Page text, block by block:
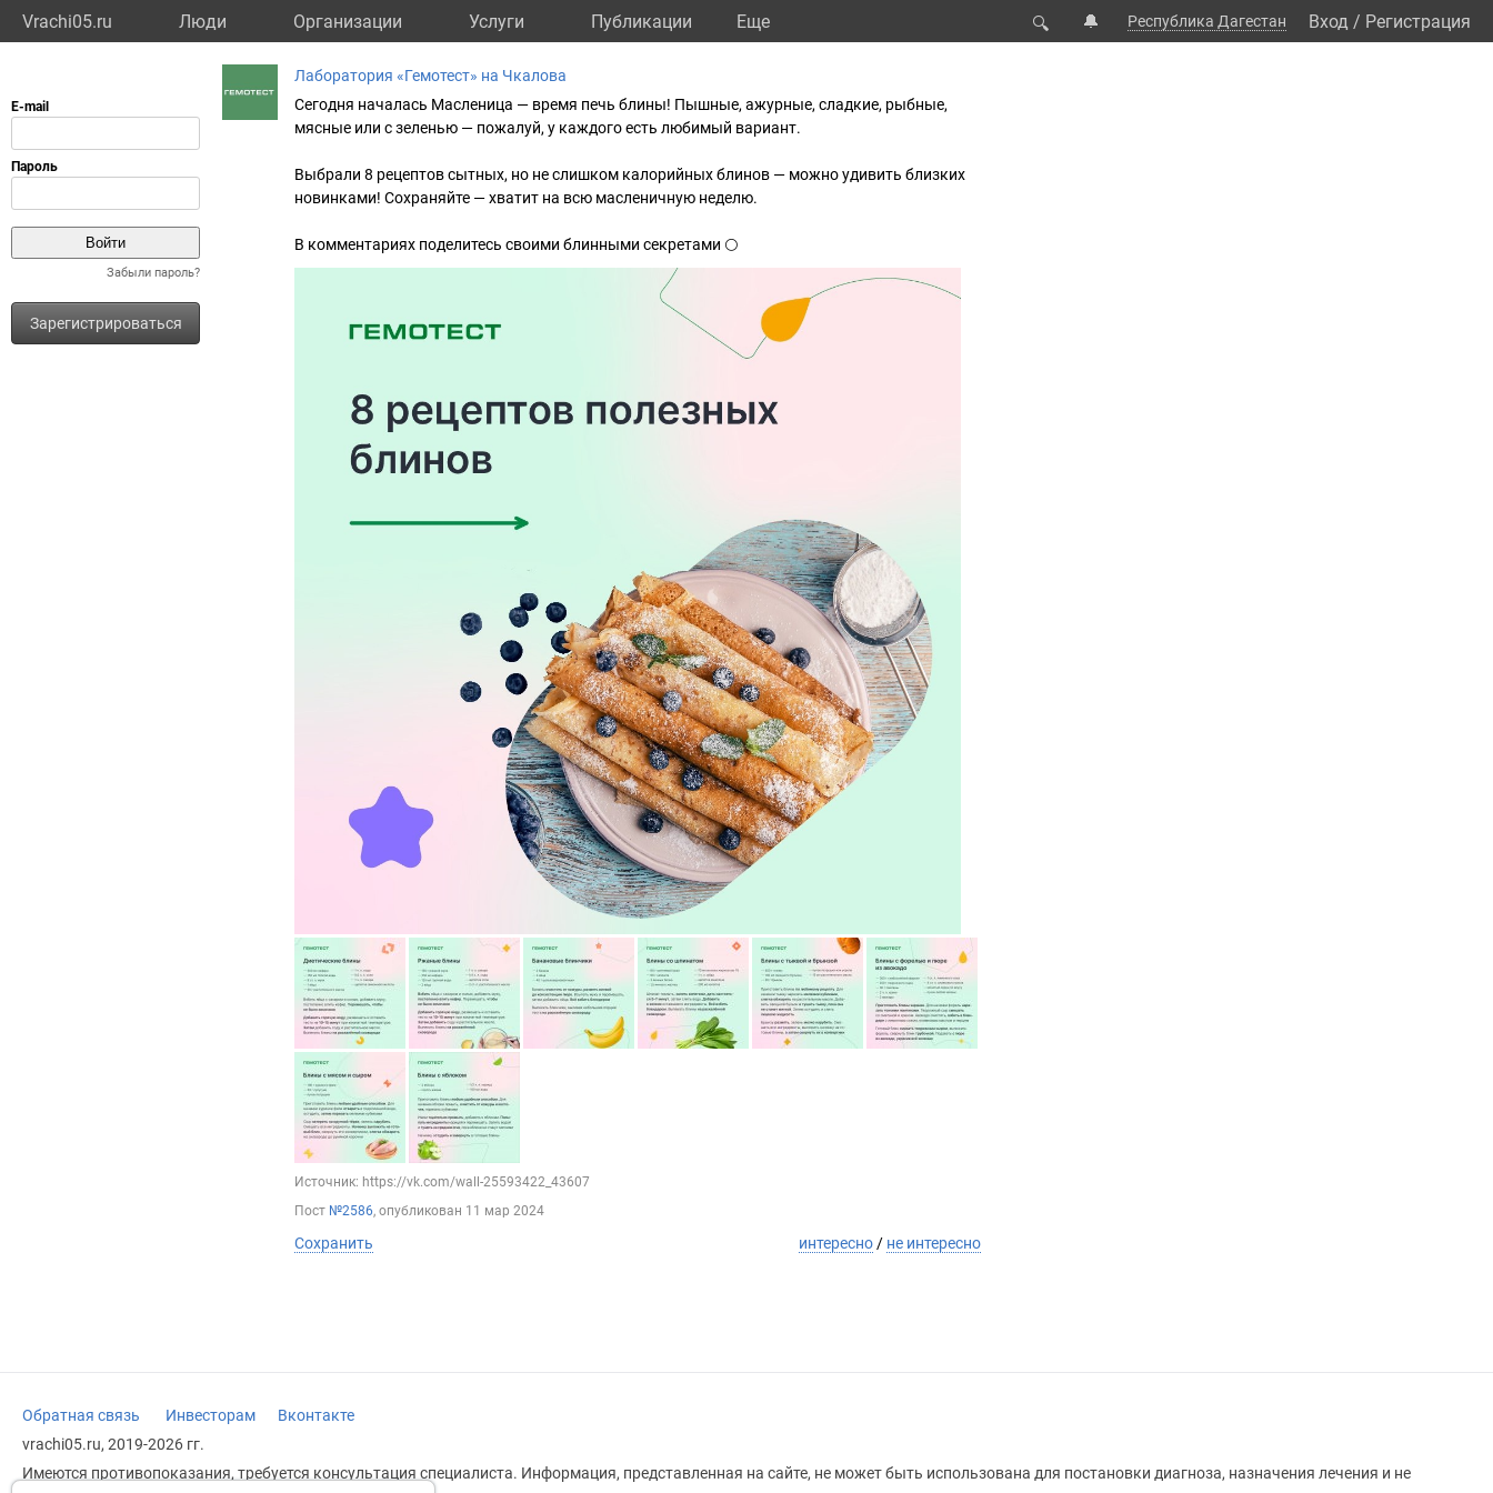
Vrachi05.ru Люди Организации Услуги Публикации Eще 🔍 🔔 Республика Дагестан Вход / Регистрация
Забыли пароль?
Зарегистрироваться
Лаборатория «Гемотест» на Чкалова
Сегодня началась Масленица — время печь блины! Пышные, ажурные, сладкие, рыбные,
мясные или с зеленью — пожалуй, у каждого есть любимый вариант.
Выбрали 8 рецептов сытных, но не слишком калорийных блинов — можно удивить близких
новинками! Сохраняйте — хватит на всю масленичную неделю.
В комментариях поделитесь своими блинными секретами 🌕
Источник: https://vk.com/wall-25593422_43607
Пост №2586, опубликован 11 мар 2024
Сохранить интересно / не интересно
Обратная связь Инвесторам
Вконтакте
vrachi05.ru, 2019-2026 гг.
Имеются противопоказания, требуется консультация специалиста. Информация, представленная на сайте, не может быть использована для постановки диагноза, назначения лечения и не